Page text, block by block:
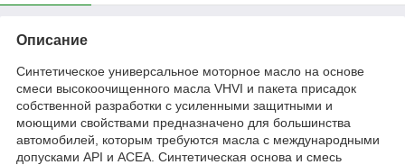
Описание
Синтетическое универсальное моторное масло на основе
смеси высокоочищенного масла VHVI и пакета присадок
собственной разработки с усиленными защитными и
моющими свойствами предназначено для большинства
автомобилей, которым требуются масла с международными
допусками API и ACEA. Синтетическая основа и смесь